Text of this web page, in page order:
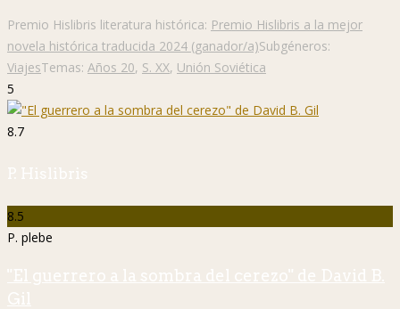
Premio Hislibris literatura histórica: Premio Hislibris a la mejor
novela histórica traducida 2024 (ganador/a)Subgéneros:
ViajesTemas: Años 20, S. XX, Unión Soviética
5
8.7
P. Hislibris
8.5
P. plebe
"El guerrero a la sombra del cerezo" de David B.
Gil